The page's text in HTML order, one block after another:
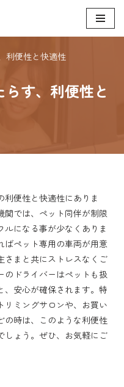
利便性と快適性
す、利便性と
便性と快適性にありま
関では、ペット同伴が制限
ルになる事が少なくありま
ばペット専用の車両が用意
さまと共にストレスなくご
のドライバーはペットも扱
、安心が確保されます。特
リミングサロンや、お買い
の時は、このような利便性
しょう。ぜひ、お気軽にご